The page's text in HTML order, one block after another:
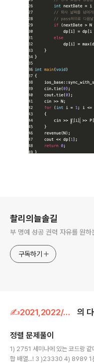
촬리의늘솔길
부 명예 성공 권력 자유를 원
구독하기
✍2021,2022/알고리즘 의
정렬 문제풀이
1) 2751 세미나에 있는 코드랑
합 배열...! 3 )23330 4) 8989 1